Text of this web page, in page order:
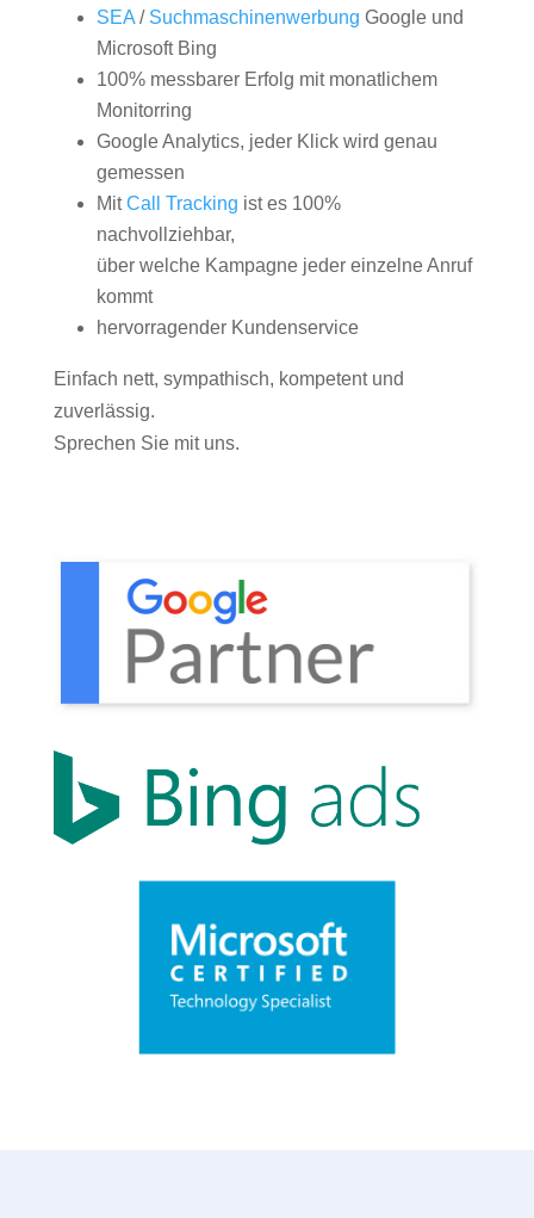
SEA/ Suchmaschinenwerbung Google und
Microsoft Bing
100% messbarer Erfolg mit monatlichem
Monitorring
Google Analytics, jeder Klick wird genau
gemessen
MitCall Tracking ist es 100%
nachvollziehbar,
über welche Kampagne jeder einzelne Anruf
kommt
hervorragender Kundenservice
Einfach nett, sympathisch, kompetent und
zuverlässig.
Sprechen Sie mit uns.